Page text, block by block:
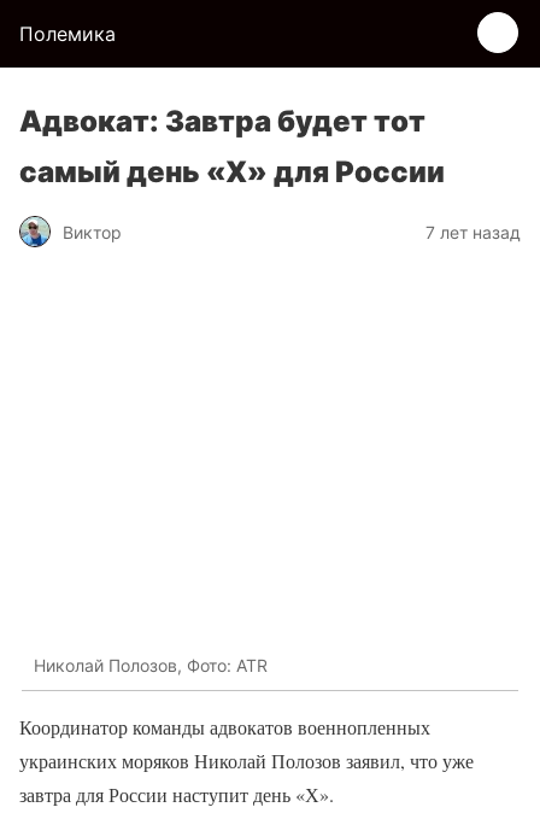
Полемика
Адвокат: Завтра будет тот
самый день «Х» для России
Виктор 7 лет назад
Николай Полозов, Фото: ATR
Координатор команды адвокатов военнопленных
украинских моряков Николай Полозов заявил, что уже
завтра для России наступит день «Х».